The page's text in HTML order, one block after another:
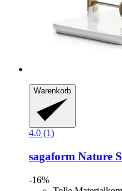
Warenkorb
4.0 (1)
sagaform Nature
-16%